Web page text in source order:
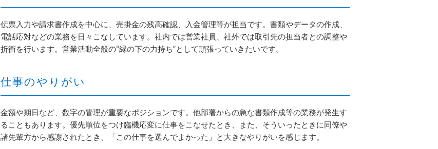
伝票入力や請求書作成を中心に、売掛金の残高確認、入金管理等が担当です。書類やデータの作成、
電話応対などの業務を日々こなしています。社内では営業社員、社外では取引先の担当者との調整や
折衝を行います。営業活動全般の“縁の下の力持ち”として頑張っていきたいです。
仕事のやりがい
金額や期日など、数字の管理が重要なポジションです。他部署からの急な書類作成等の業務が発生す
ることもあります。優先順位をつけ臨機応変に仕事をこなせたとき、また、そういったときに同僚や
諸先輩方から感謝されたとき、「この仕事を選んでよかった」と大きなやりがいを感じます。